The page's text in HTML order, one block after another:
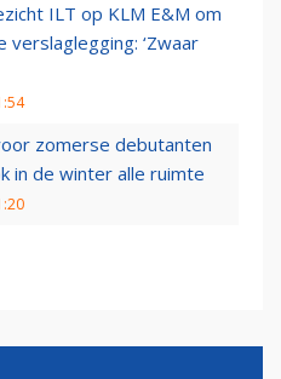
ILT op KLM E&M om
verslaglegging: ‘Zwaar
zomerse debutanten
in de winter alle ruimte